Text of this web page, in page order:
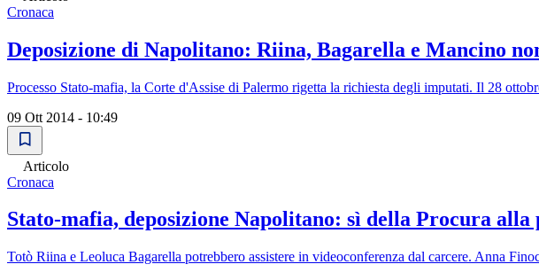
Cronaca
Deposizione di Napolitano: Riina, Bagarella e Mancino
Processo Stato-mafia, la Corte d'Assise di Palermo rigetta la richiesta degli imputati. Il 28
09 Ott 2014 - 10:49
Articolo
Cronaca
Stato-mafia, deposizione Napolitano: sì della Procura alla
Totò Riina e Leoluca Bagarella potrebbero assistere in videoconferenza dal carcere. Anna